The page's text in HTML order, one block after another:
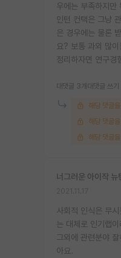
우에는 부족하지만
인턴 컨택은 그냥
은 경우에는 물론
요? 보통 과외 많
정리하자면 연구경
대댓글 3개 대댓글 쓰기
해당 댓글
해당 댓글
해당 댓글
너그러운 아이작 뉴
사회적 인식은 무
는 대체로 인기랩
그외에 관련분야
아요.